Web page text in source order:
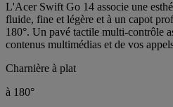
L'Acer Swift Go 14 associe une
fluide, fine et légère et à un capot
180°. Un pavé tactile multi-contrôle
contenus multimédias et de vos
Charnière à plat
à 180°